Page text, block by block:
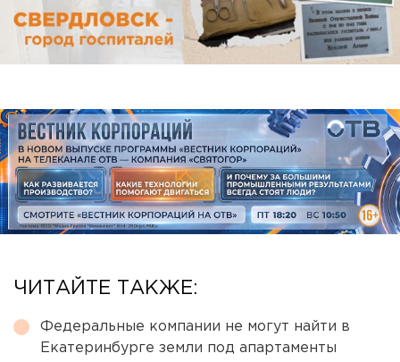
ЧИТАЙТЕ ТАКЖЕ:
Федеральные компании не могут найти в
Екатеринбурге земли под апартаменты